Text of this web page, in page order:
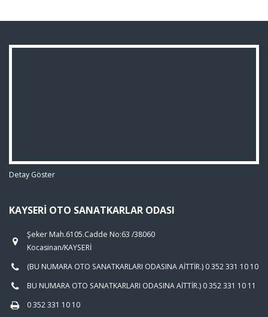
Detay Göster
KAYSERI OTO SANATKARLAR ODASI
Şeker Mah.6105.Cadde No:63 /38060
Kocasinan/KAYSERİ
(BU NUMARA OTO SANATKARLARI ODASINA AİTTİR.) 0 352 331 10 10
BU NUMARA OTO SANATKARLARI ODASINA AİTTİR.) 0 352 331 10 11
0 352 331 10 10